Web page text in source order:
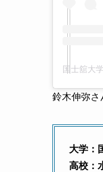
鈴木伸弥さ
大学：
高校：